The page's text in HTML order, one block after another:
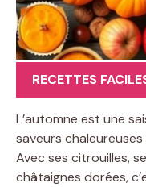
RECETTES
L’automne est une
saveurs
Avec ses citrouilles,
châtaignes dorées,